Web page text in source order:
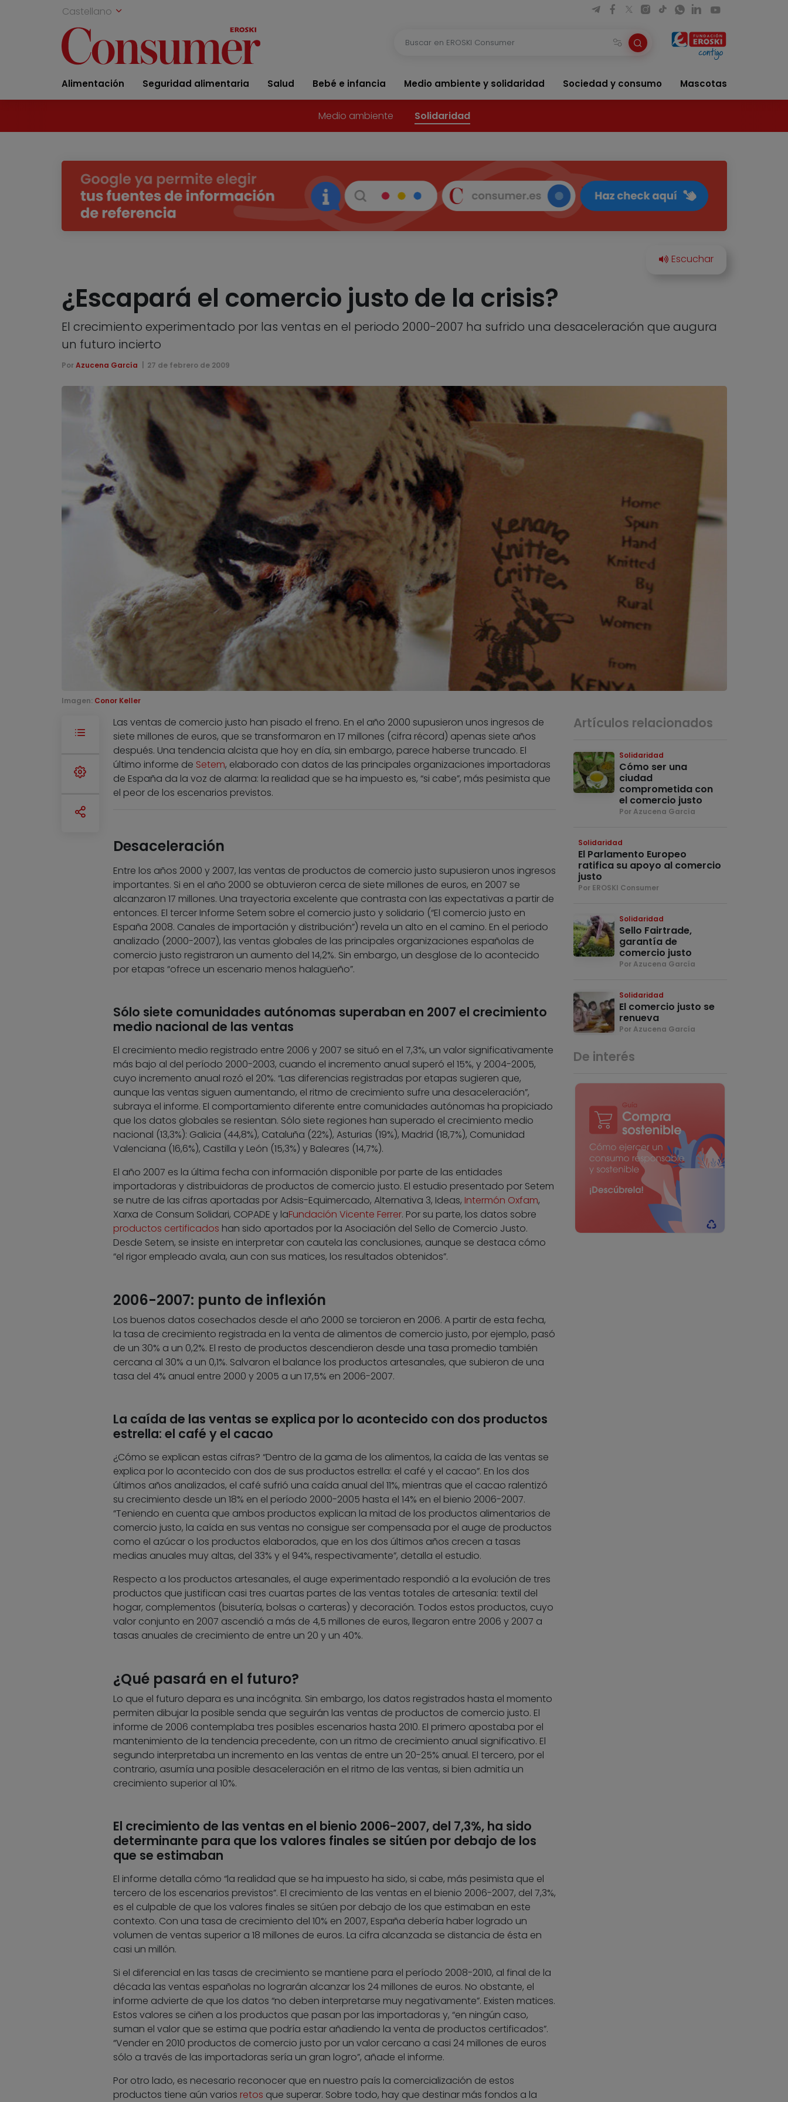
Castellano
Alimentación Seguridad alimentaria Salud Bebé e infancia Medio ambiente y solidaridad Sociedad y consumo Mascotas
Medio ambiente Solidaridad
¿Escapará el comercio justo de la crisis?
El crecimiento experimentado por las ventas en el periodo 2000-2007 ha sufrido una desaceleración que augura
un futuro incierto
Por Azucena García 27 de febrero de 2009
Imagen: Conor Keller
Las ventas de comercio justo han pisado el freno. En el año 2000 supusieron unos ingresos de
siete millones de euros, que se transformaron en 17 millones (cifra récord) apenas siete años
después. Una tendencia alcista que hoy en día, sin embargo, parece haberse truncado. El
último informe de Setem, elaborado con datos de las principales organizaciones importadoras
de España da la voz de alarma: la realidad que se ha impuesto es, “si cabe”, más pesimista que
el peor de los escenarios previstos.
Desaceleración
Entre los años 2000 y 2007, las ventas de productos de comercio justo supusieron unos ingresos
importantes. Si en el año 2000 se obtuvieron cerca de siete millones de euros, en 2007 se
alcanzaron 17 millones. Una trayectoria excelente que contrasta con las expectativas a partir de
entonces. El tercer Informe Setem sobre el comercio justo y solidario (“El comercio justo en
España 2008. Canales de importación y distribución”) revela un alto en el camino. En el periodo
analizado (2000-2007), las ventas globales de las principales organizaciones españolas de
comercio justo registraron un aumento del 14,2%. Sin embargo, un desglose de lo acontecido
por etapas “ofrece un escenario menos halagüeño”.
Sólo siete comunidades autónomas superaban en 2007 el crecimiento
medio nacional de las ventas
El crecimiento medio registrado entre 2006 y 2007 se situó en el 7,3%, un valor significativamente
más bajo al del período 2000-2003, cuando el incremento anual superó el 15%, y 2004-2005,
cuyo incremento anual rozó el 20%. “Las diferencias registradas por etapas sugieren que,
aunque las ventas siguen aumentando, el ritmo de crecimiento sufre una desaceleración”,
subraya el informe. El comportamiento diferente entre comunidades autónomas ha propiciado
que los datos globales se resientan. Sólo siete regiones han superado el crecimiento medio
nacional (13,3%): Galicia (44,8%), Cataluña (22%), Asturias (19%), Madrid (18,7%), Comunidad
Valenciana (16,6%), Castilla y León (15,3%) y Baleares (14,7%).
El año 2007 es la última fecha con información disponible por parte de las entidades
importadoras y distribuidoras de productos de comercio justo. El estudio presentado por Setem
se nutre de las cifras aportadas por Adsis-Equimercado, Alternativa 3, Ideas, Intermón Oxfam,
Xarxa de Consum Solidari, COPADE y laFundación Vicente Ferrer. Por su parte, los datos sobre
productos certificados han sido aportados por la Asociación del Sello de Comercio Justo.
Desde Setem, se insiste en interpretar con cautela las conclusiones, aunque se destaca cómo
“el rigor empleado avala, aun con sus matices, los resultados obtenidos”.
2006-2007: punto de inflexión
Los buenos datos cosechados desde el año 2000 se torcieron en 2006. A partir de esta fecha,
la tasa de crecimiento registrada en la venta de alimentos de comercio justo, por ejemplo, pasó
de un 30% a un 0,2%. El resto de productos descendieron desde una tasa promedio también
cercana al 30% a un 0,1%. Salvaron el balance los productos artesanales, que subieron de una
tasa del 4% anual entre 2000 y 2005 a un 17,5% en 2006-2007.
La caída de las ventas se explica por lo acontecido con dos productos
estrella: el café y el cacao
¿Cómo se explican estas cifras? “Dentro de la gama de los alimentos, la caída de las ventas se
explica por lo acontecido con dos de sus productos estrella: el café y el cacao”. En los dos
últimos años analizados, el café sufrió una caída anual del 11%, mientras que el cacao ralentizó
su crecimiento desde un 18% en el período 2000-2005 hasta el 14% en el bienio 2006-2007.
“Teniendo en cuenta que ambos productos explican la mitad de los productos alimentarios de
comercio justo, la caída en sus ventas no consigue ser compensada por el auge de productos
como el azúcar o los productos elaborados, que en los dos últimos años crecen a tasas
medias anuales muy altas, del 33% y el 94%, respectivamente”, detalla el estudio.
Respecto a los productos artesanales, el auge experimentado respondió a la evolución de tres
productos que justifican casi tres cuartas partes de las ventas totales de artesanía: textil del
hogar, complementos (bisutería, bolsas o carteras) y decoración. Todos estos productos, cuyo
valor conjunto en 2007 ascendió a más de 4,5 millones de euros, llegaron entre 2006 y 2007 a
tasas anuales de crecimiento de entre un 20 y un 40%.
¿Qué pasará en el futuro?
Lo que el futuro depara es una incógnita. Sin embargo, los datos registrados hasta el momento
permiten dibujar la posible senda que seguirán las ventas de productos de comercio justo. El
informe de 2006 contemplaba tres posibles escenarios hasta 2010. El primero apostaba por el
mantenimiento de la tendencia precedente, con un ritmo de crecimiento anual significativo. El
segundo interpretaba un incremento en las ventas de entre un 20-25% anual. El tercero, por el
contrario, asumía una posible desaceleración en el ritmo de las ventas, si bien admitía un
crecimiento superior al 10%.
El crecimiento de las ventas en el bienio 2006-2007, del 7,3%, ha sido
determinante para que los valores finales se sitúen por debajo de los
que se estimaban
El informe detalla cómo “la realidad que se ha impuesto ha sido, si cabe, más pesimista que el
tercero de los escenarios previstos”. El crecimiento de las ventas en el bienio 2006-2007, del 7,3%,
es el culpable de que los valores finales se sitúen por debajo de los que estimaban en este
contexto. Con una tasa de crecimiento del 10% en 2007, España debería haber logrado un
volumen de ventas superior a 18 millones de euros. La cifra alcanzada se distancia de ésta en
casi un millón.
Si el diferencial en las tasas de crecimiento se mantiene para el período 2008-2010, al final de la
década las ventas españolas no lograrán alcanzar los 24 millones de euros. No obstante, el
informe advierte de que los datos “no deben interpretarse muy negativamente”. Existen matices.
Estos valores se ciñen a los productos que pasan por las importadoras y, “en ningún caso,
suman el valor que se estima que podría estar añadiendo la venta de productos certificados”.
“Vender en 2010 productos de comercio justo por un valor cercano a casi 24 millones de euros
sólo a través de las importadoras sería un gran logro”, añade el informe.
Por otro lado, es necesario reconocer que en nuestro país la comercialización de estos
productos tiene aún varios retos que superar. Sobre todo, hay que destinar más fondos a la
Artículos relacionados
Solidaridad
Cómo ser una
ciudad
comprometida con
el comercio justo
Por Azucena García
Solidaridad
El Parlamento Europeo
ratifica su apoyo al comercio
justo
Por EROSKI Consumer
Solidaridad
Sello Fairtrade,
garantía de
comercio justo
Por Azucena García
Solidaridad
El comercio justo se
renueva
Por Azucena García
De interés